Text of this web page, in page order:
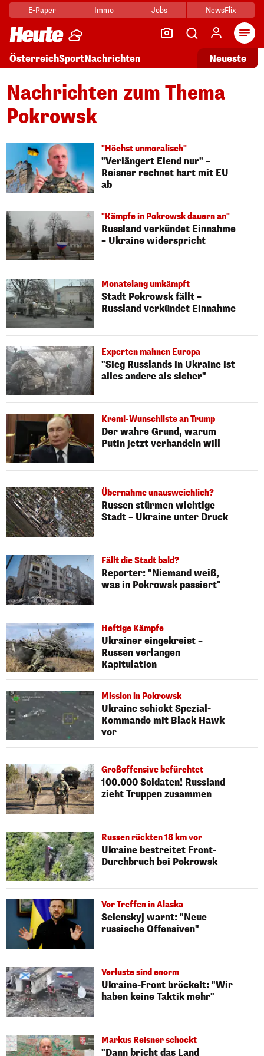
E-Paper Immo Jobs NewsFlix
ÖsterreichSportNachrichten Neueste
Nachrichten zum Thema
Pokrowsk
"Höchst unmoralisch"
"Verlängert Elend nur" –
Reisner rechnet hart mit EU
ab
"Kämpfe in Pokrowsk dauern an"
Russland verkündet Einnahme
– Ukraine widerspricht
Monatelang umkämpft
Stadt Pokrowsk fällt –
Russland verkündet Einnahme
Experten mahnen Europa
"Sieg Russlands in Ukraine ist
alles andere als sicher"
Kreml-Wunschliste an Trump
Der wahre Grund, warum
Putin jetzt verhandeln will
Übernahme unausweichlich?
Russen stürmen wichtige
Stadt – Ukraine unter Druck
Fällt die Stadt bald?
Reporter: "Niemand weiß,
was in Pokrowsk passiert"
Heftige Kämpfe
Ukrainer eingekreist –
Russen verlangen
Kapitulation
Mission in Pokrowsk
Ukraine schickt Spezial-
Kommando mit Black Hawk
vor
Großoffensive befürchtet
100.000 Soldaten! Russland
zieht Truppen zusammen
Russen rückten 18 km vor
Ukraine bestreitet Front-
Durchbruch bei Pokrowsk
Vor Treffen in Alaska
Selenskyj warnt: "Neue
russische Offensiven"
Verluste sind enorm
Ukraine-Front bröckelt: "Wir
haben keine Taktik mehr"
Markus Reisner schockt
"Dann bricht das Land